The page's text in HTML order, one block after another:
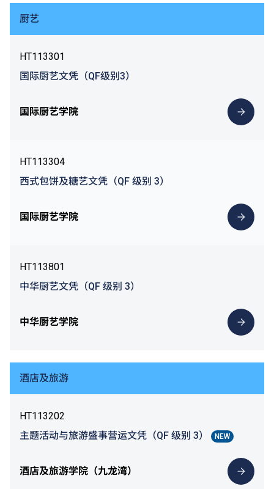
厨艺
HT113301
国际厨艺文凭（QF级别3）
国际厨艺学院
HT113304
西式包饼及糖艺文凭（QF 级别 3）
国际厨艺学院
HT113801
中华厨艺文凭（QF 级别 3）
中华厨艺学院
酒店及旅游
HT113202
主题活动与旅游盛事营运文凭（QF 级别 3）
NEW
酒店及旅游学院（九龙湾）